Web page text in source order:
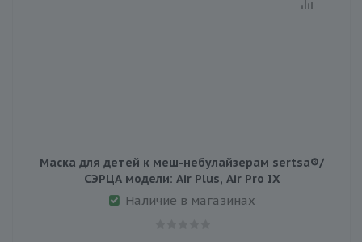
Маска для детей к меш-небулайзерам sertsa®/
СЭРЦА модели: Air Plus, Air Pro IX
Наличие в магазинах